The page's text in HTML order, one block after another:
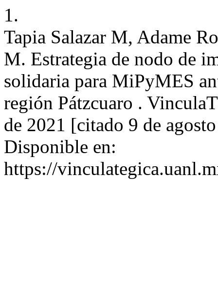
1.
Tapia Salazar M, Adame
M. Estrategia de nodo de
solidaria para MiPyMES
región Pátzcuaro .
de 2021 [citado 9 de
Disponible en:
https://